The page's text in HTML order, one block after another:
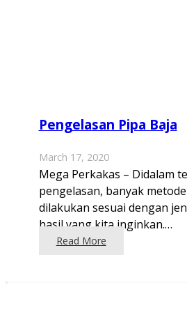
Pengelasan Pipa Baja
March 17, 2020
Mega Perkakas – Didalam
pengelasan, banyak
dilakukan sesuai dengan
hasil yang kita inginkan.…
Read More